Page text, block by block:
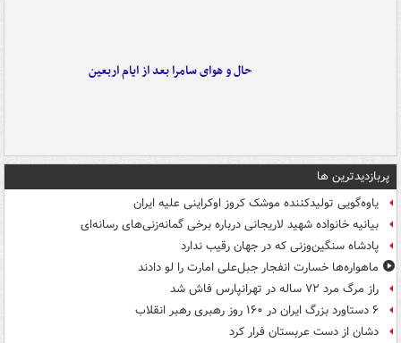
حال و هوای سامرا بعد از ایام اربعین
پربازدیدترین ها
یاوه‌گویی تولیدکننده موشک کروز اوکراینی علیه ایران
بیانیه خانواده شهید لاریجانی درباره برخی گمانه‌زنی‌های رسانه‌ای
پادشاه سنگین‌وزنی که در جهان رقیب ندارد
ماهواره‌ها خسارت انفجار جبل‌علی امارت را لو دادند
راز مرگ مرد ۷۲ ساله در تهرانپارس فاش شد
۶ دستاورد بزرگ ایران در ۱۶۰ روز رهبری رهبر انقلاب
دشان از دست عربستان فرار کرد